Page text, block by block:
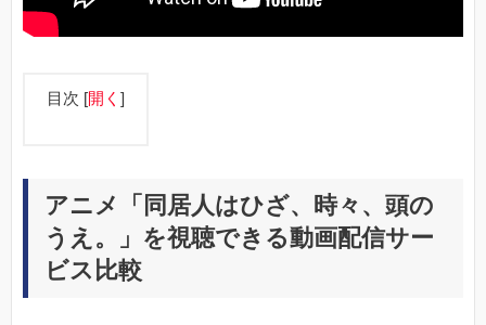
目次 [開く ]
アニメ「同居人はひざ、時々、頭の
うえ。」を視聴できる動画配信サー
ビス比較